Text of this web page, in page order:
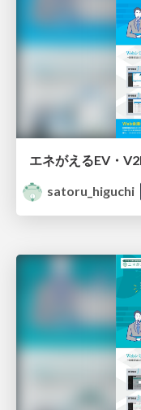
satoru_higuchi